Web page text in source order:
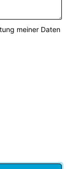
meiner Daten